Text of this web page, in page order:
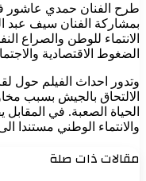
طرح الفنان حمدي عاشور
بمشاركة الفنان سيف عبد
الانتماء للوطن
الضغوط الاقتصادية
وتدور احداث الفيلم حول
الالتحاق بالجيش بسبب
الحياة الصعبة. في
والانتماء الوطني مستندا
مقالات ذات صلة